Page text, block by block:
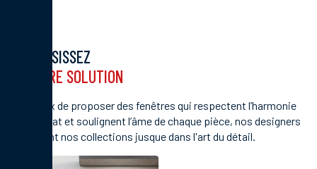
CHOISISSEZ
VOTRE SOLUTION
Soucieux de proposer des fenêtres qui respectent l’harmonie
de l’habitat et soulignent l’âme de chaque pièce, nos designers
travaillent nos collections jusque dans l'art du détail.